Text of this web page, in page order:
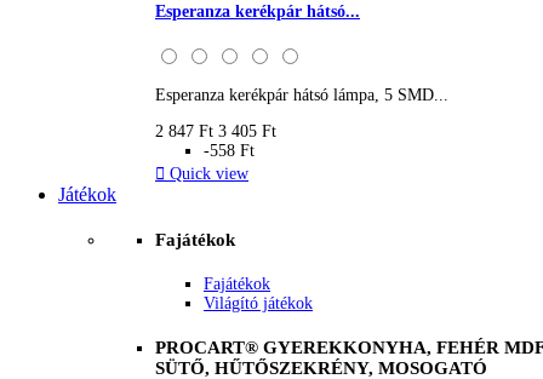
Esperanza kerékpár hátsó...
Esperanza kerékpár hátsó lámpa, 5 SMD...
2 847 Ft 3 405 Ft
-558 Ft
 Quick view
Játékok
Fajátékok
Fajátékok
Világító játékok
PROCART® GYEREKKONYHA, FEHÉR
SÜTŐ, HŰTŐSZEKRÉNY, MOSOGATÓ